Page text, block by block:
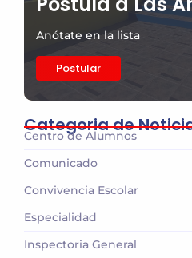
Anótate en la lista
Postular
Categoria de
Centro de Alumnos
Comunicado
Convivencia Escolar
Especialidad
Inspectoria General